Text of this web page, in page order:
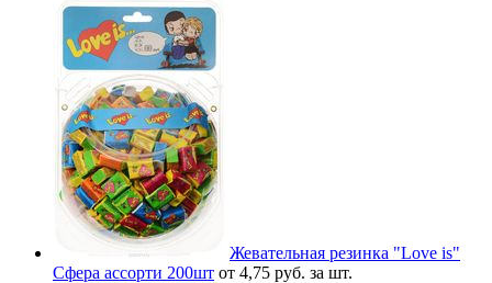
Жевательная резинка "Love is"
Сфера ассорти 200шт от 4,75 руб. за шт.